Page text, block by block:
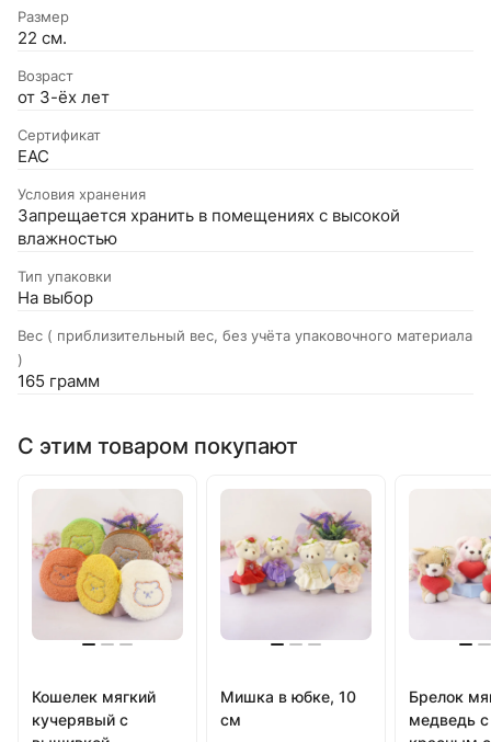
Размер
22 см.
Возраст
от 3-ёх лет
Сертификат
EAC
Условия хранения
Запрещается хранить в помещениях с высокой
влажностью
Тип упаковки
На выбор
Вес ( приблизительный вес, без учёта упаковочного материала
)
165 грамм
С этим товаром покупают
Кошелек мягкий
кучерявый с
Мишка в юбке, 10
см
Брелок
медведь с